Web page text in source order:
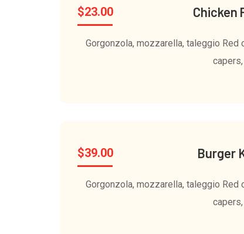
Chicken
$23.00
Gorgonzola, mozzarella, taleggio Red
Burger
$39.00
Gorgonzola, mozzarella, taleggio Red